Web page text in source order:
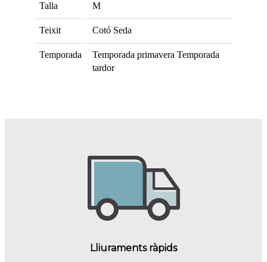
Talla M
Teixit Cotó Seda
Temporada Temporada primavera Temporada
tardor
Lliuraments ràpids